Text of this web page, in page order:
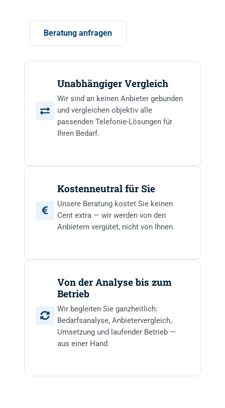
Beratung anfragen
Unabhängiger Vergleich
Wir sind an keinen Anbieter gebunden
und vergleichen objektiv alle
passenden Telefonie-Lösungen für
Ihren Bedarf.
Kostenneutral für Sie
Unsere Beratung kostet Sie keinen
Cent extra — wir werden von den
Anbietern vergütet, nicht von Ihnen.
Von der Analyse bis zum
Betrieb
Wir begleiten Sie ganzheitlich:
Bedarfsanalyse, Anbietervergleich,
Umsetzung und laufender Betrieb —
aus einer Hand.